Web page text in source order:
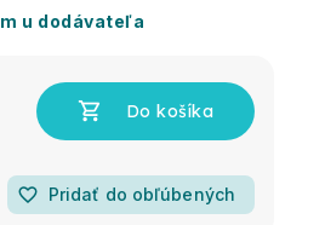
u dodávateľa
favorite_border Pridať do obľúbených